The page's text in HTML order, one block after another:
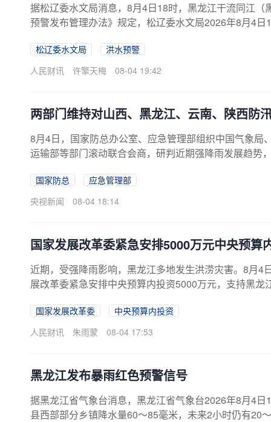
据松辽委水文局消息，8月4日18时，黑龙江干流同江
预警发布管理办法》规定，松辽委水文局2026年8月4
松辽委水文局
洪水预警
人民财讯
许擎天梅 08-04 19:42
两部门维持对山西、黑龙江、云南、陕西防
8月4日，国家防总办公室、应急管理部组织中国气象
运输部等部门滚动联合会商，研判近期强降雨发展趋势
国家防总
应急管理部
央视新闻
08-04 18:14
国家发展改革委紧急安排5000万元中央预
近期，受强降雨影响，黑龙江多地发生洪涝灾害。8月
展改革委紧急安排中央预算内投资5000万元，支持黑
国家发展改革委
中央预算内投资
人民财讯
朱雨蒙 08-04 17:53
黑龙江发布暴雨红色预警信号
据黑龙江省气象台消息，黑龙江省气象台2026年8月4
县西部部分乡镇降水量60～85毫米，未来2小时仍有20